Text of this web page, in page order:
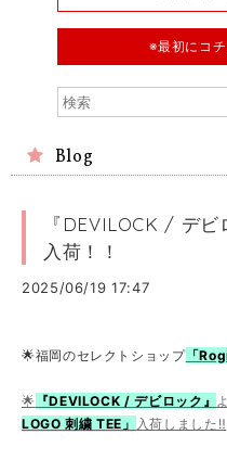
※最初にコ
Blog
『DEVILOCK / デ
入荷！！
2025/06/19 17:47
🌟福岡のセレクトショップ「
🌟 『DEVILOCK / デビロック』
LOGO 刺繍 TEE」 入荷しました‼